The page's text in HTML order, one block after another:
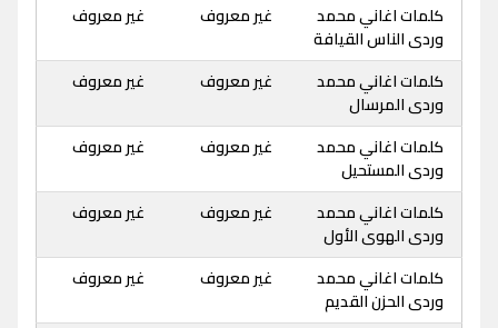
كلمات اغاني محمد
وردى الناس القيافة
غير معروف غير معروف
كلمات اغاني محمد
وردى المرسال
غير معروف غير معروف
كلمات اغاني محمد
وردى المستحيل
غير معروف غير معروف
كلمات اغاني محمد
وردى الهوى الأول
غير معروف غير معروف
كلمات اغاني محمد
وردى الحزن القديم
غير معروف غير معروف